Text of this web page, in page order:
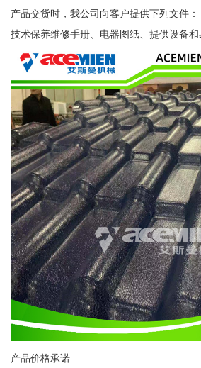
产品交货时，我公司向客户提供下列文件：
技术保养维修手册、电器图纸、提供设备和
产品价格承诺